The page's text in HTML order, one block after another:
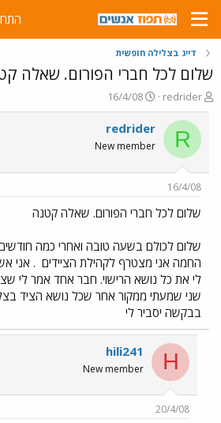
דייג בצלילה חופשית
שלום לכל חברי הפורום. שאלה
פ
ו
ת
ח
ה
ש
א
redrider
פ
ו
ר
ס
ם
ר
16/4/08
R
redrider
New member
16/4/08
שלום לכל חברי הפורום. שאלה קטנה
שלום לכולם בשעה טובה ואחרי כמה
החמה אני מצטרף לקהילת הציידים . אני
לי את כל נושא הרישוי. חבר אחד אמר לי
שני שמעתי ממקור אחר שכל נושא הציד
בבקשה יסביר לי
H
hili241
New member
20/4/08